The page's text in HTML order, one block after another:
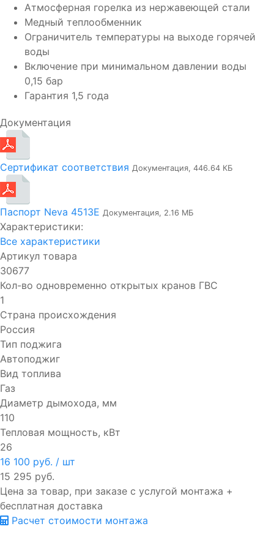
Атмосферная горелка из нержавеющей стали
Медный теплообменник
Ограничитель температуры на выходе горячей
воды
Включение при минимальном давлении воды
0,15 бар
Гарантия 1,5 года
Документация
Сертификат соответствия Документация, 446.64 КБ
Паспорт Neva 4513Е Документация, 2.16 МБ
Характеристики:
Все характеристики
Артикул товара
30677
Кол-во одновременно открытых кранов ГВС
1
Страна происхождения
Россия
Тип поджига
Автоподжиг
Вид топлива
Газ
Диаметр дымохода, мм
110
Тепловая мощность, кВт
26
16 100 руб. / шт
15 295 руб.
Цена за товар, при заказе с услугой монтажа +
бесплатная доставка
Расчет стоимости монтажа